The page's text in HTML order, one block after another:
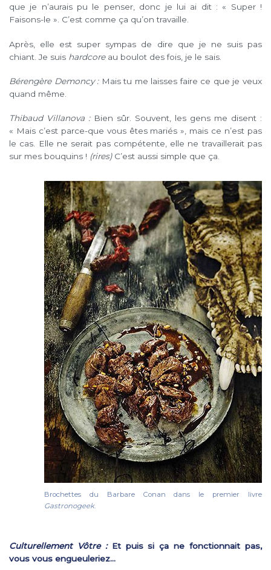
que je n’aurais pu le penser, donc je lui ai dit : « Super !
Faisons-le ». C’est comme ça qu’on travaille.
Après, elle est super sympas de dire que je ne suis pas
chiant. Je suis hardcoreau boulot des fois, je le sais.
Bérengère Demoncy :Mais tu me laisses faire ce que je veux
quand même.
Thibaud Villanova :Bien sûr. Souvent, les gens me disent :
« Mais c’est parce-que vous êtes mariés », mais ce n’est pas
le cas. Elle ne serait pas compétente, elle ne travaillerait pas
sur mes bouquins ! (rires)C’est aussi simple que ça.
Brochettes du Barbare Conan dans le premier livre
Gastronogeek.
Culturellement Vôtre :Et puis si ça ne fonctionnait pas,
vous vous engueuleriez…